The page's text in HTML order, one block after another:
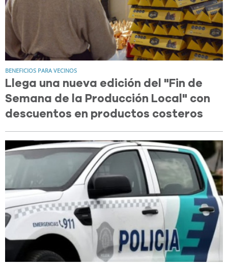
BENEFICIOS PARA VECINOS
Llega una nueva edición del "Fin de
Semana de la Producción Local" con
descuentos en productos costeros